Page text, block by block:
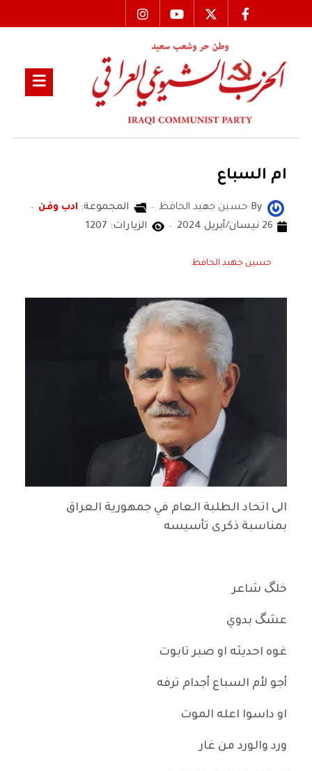
ام السباع
By حسين جهيد الحافظ المجموعة: ادب وفن
26 نيسان/أبريل 2024
الزيارات: 1207
حسين جهيد الحافظ
الى اتحاد الطلبة العام في جمهورية العراق
بمناسبة ذكرى تأسيسه
خلگ شاعر
عشگ بدوي
غوه احديثه او صبر تابوت
أجو لأم السباع أجدام ترفه
او داسوا اعله الموت
ورد والورد من غار